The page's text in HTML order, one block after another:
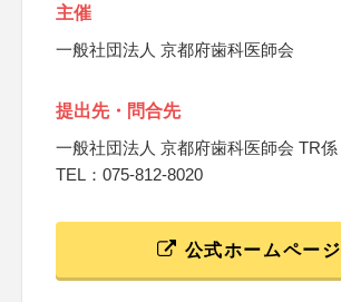
主催
一般社団法人 京都府歯科医師会
提出先・問合先
一般社団法人 京都府歯科医師会 TR係
TEL：075-812-8020
公式ホームページ